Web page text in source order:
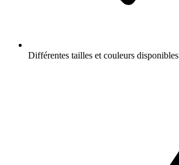
Différentes tailles et couleurs disponibles